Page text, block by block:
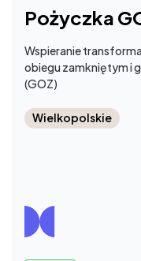
Pożyczka
Wspieranie
obiegu zamkniętym i
(GOZ)
Wielkopolskie